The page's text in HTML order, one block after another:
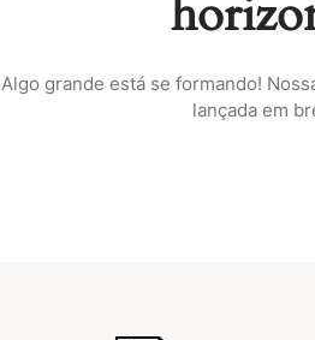
Algo grande está se formando!
lançada em